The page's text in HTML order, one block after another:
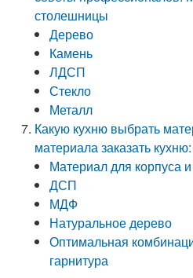
столешницы
Дерево
Камень
ЛДСП
Стекло
Металл
Какую кухню выбрать
материала заказать
Материал для корпуса
ДСП
МДФ
Натуральное дерево
Оптимальная
гарнитура